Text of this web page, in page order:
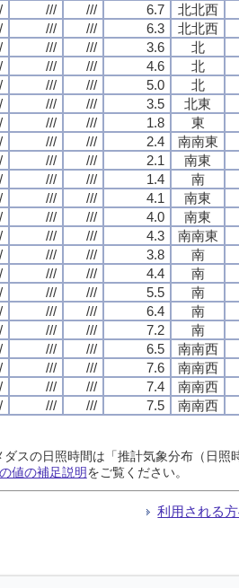
/// /// 6.7
北北西
/// /// 6.3
北北西
/// /// 3.6
北
/// /// 4.6
北
/// /// 5.0
北
/// /// 3.5
北東
/// /// 1.8
東
/// /// 2.4
南南東
/// /// 2.1
南東
/// /// 1.4
南
/// /// 4.1
南東
/// /// 4.0
南東
/// /// 4.3
南南東
/// /// 3.8
南
/// /// 4.4
南
/// /// 5.5
南
/// /// 6.4
南
/// /// 7.2
南
/// /// 6.5
南南西
/// /// 7.6
南南西
/// /// 7.4
南南西
/// /// 7.5 南南西
スの日照時間は「推計気象分布（日
値の補足説明をご覧ください。
利用される